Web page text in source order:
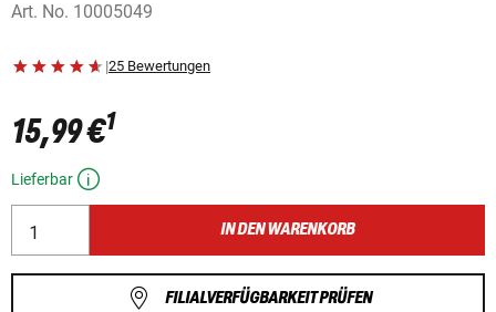
Art. No. 10005049
|25 Bewertungen
15,99 €1
Lieferbar
IN DEN WARENKORB
FILIALVERFÜGBARKEIT PRÜFEN